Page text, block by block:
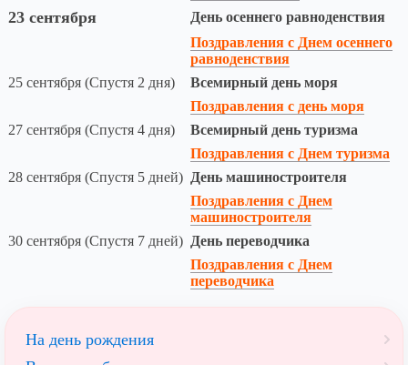
23 сентября
День осеннего равноденствия
Поздравления с Днем осеннего
равноденствия
25 сентября (Спустя 2 дня)
Всемирный день моря
Поздравления с день моря
27 сентября (Спустя 4 дня)
Всемирный день туризма
Поздравления с Днем туризма
28 сентября (Спустя 5 дней) День машиностроителя
Поздравления с Днем
машиностроителя
30 сентября (Спустя 7 дней) День переводчика
Поздравления с Днем
переводчика
На день рождения